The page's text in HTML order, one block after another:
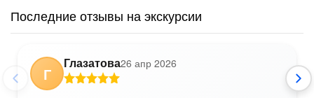
Последние отзывы на экскурсии
Г
Глазатова26 апр 2026